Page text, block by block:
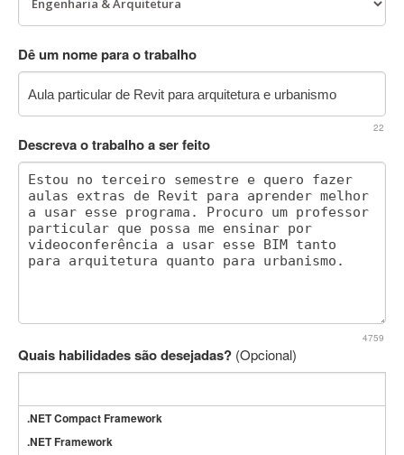
Dê um nome para o trabalho
22
Descreva o trabalho a ser feito
4759
Quais habilidades são desejadas? (Opcional)
.NET Compact Framework
.NET Framework